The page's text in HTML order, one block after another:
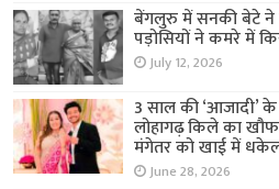
बेंगलुरु में सनकी बेटे ने
पड़ोसियों ने कमरे में
July 12, 2026
3 साल की ‘आजादी’
लोहागढ़ किले का
मंगेतर को खाई में
June 28, 2026